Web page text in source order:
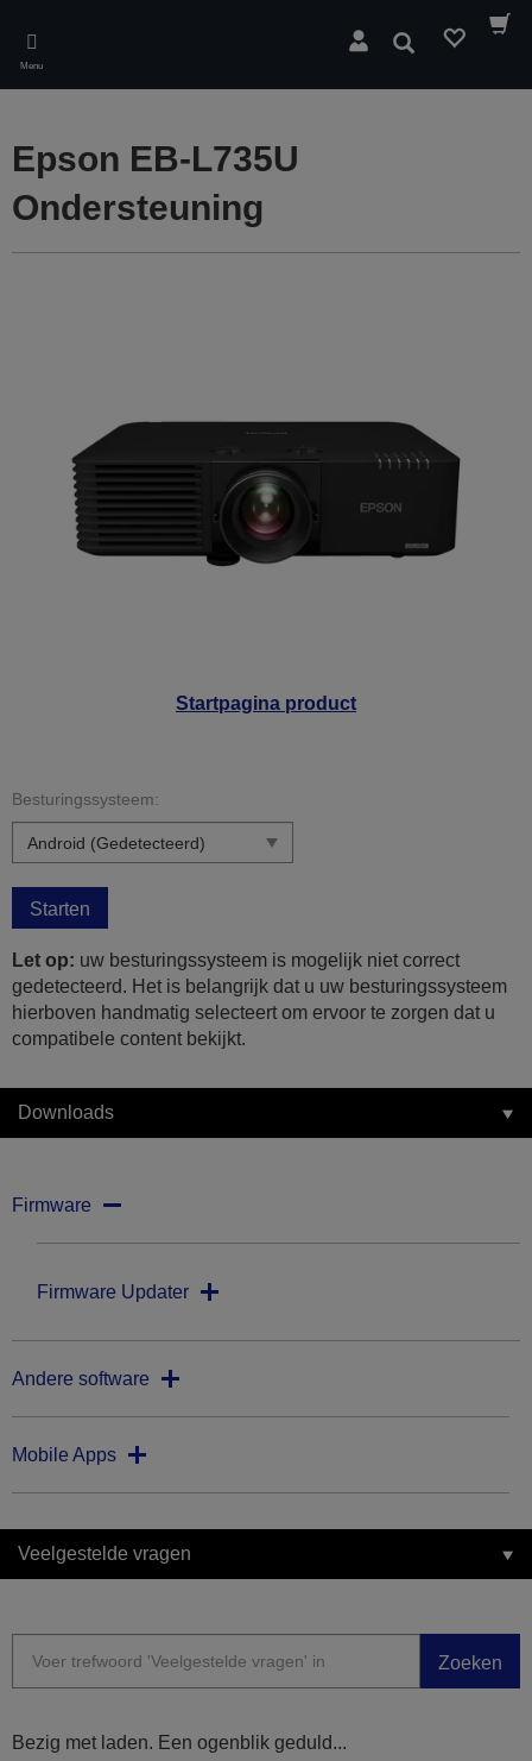
main
content
Menu
Zoeken
Startpagina product
Epson EB-L735U
Ondersteuning
Besturingssysteem:
Starten
Let op: uw besturingssysteem is mogelijk niet correct
gedetecteerd. Het is belangrijk dat u uw besturingssysteem
hierboven handmatig selecteert om ervoor te zorgen dat u
compatibele content bekijkt.
Downloads
Firmware
Firmware Updater
Andere software
Mobile Apps
Veelgestelde vragen
Zoeken
Bezig met laden. Een ogenblik geduld...